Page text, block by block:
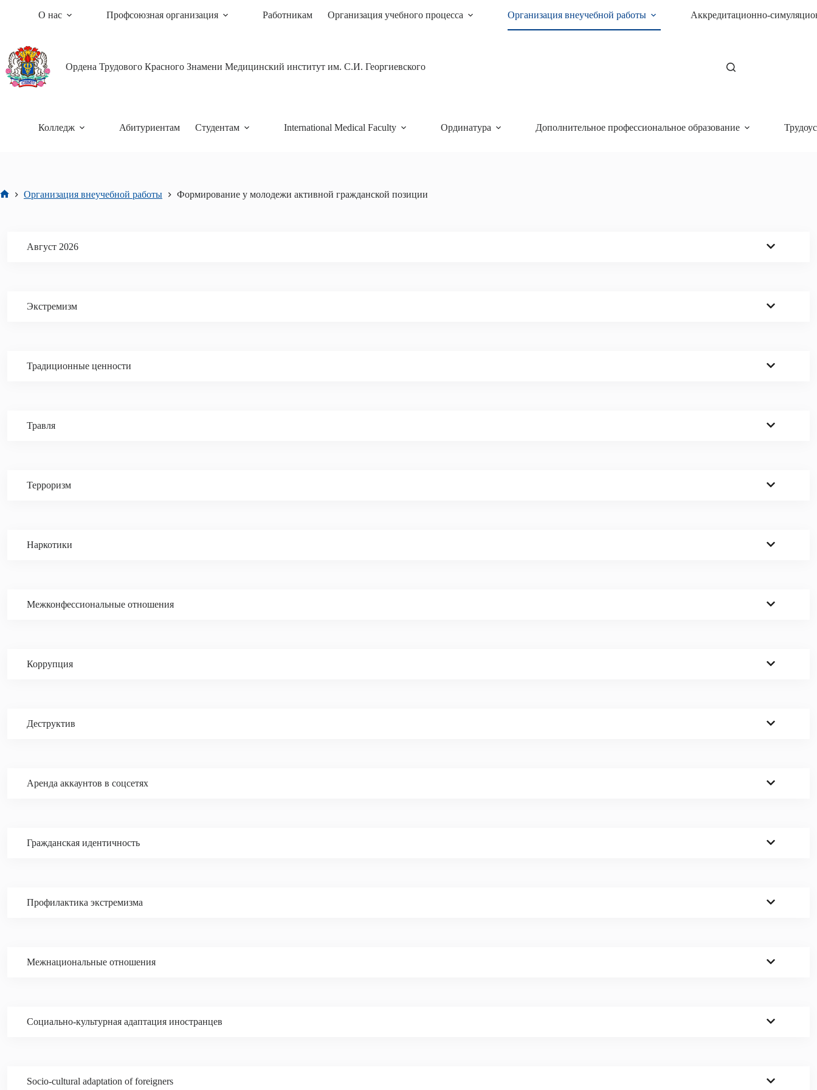
О нас Профсоюзная организация Работникам Организация учебного процесса Организация внеучебной работы Аккредитационно-
Ордена Трудового Красного Знамени Медицинский институт им. С.И. Георгиевского
Колледж Абитуриентам Студентам International Medical Faculty Ординатура Дополнительное профессиональное образование
Организация внеучебной работы Формирование у молодежи активной гражданской позиции
Август 2026
Экстремизм
Традиционные ценности
Травля
Терроризм
Наркотики
Межконфессиональные отношения
Коррупция
Деструктив
Аренда аккаунтов в соцсетях
Гражданская идентичность
Профилактика экстремизма
Межнациональные отношения
Социально-культурная адаптация иностранцев
Socio-cultural adaptation of foreigners